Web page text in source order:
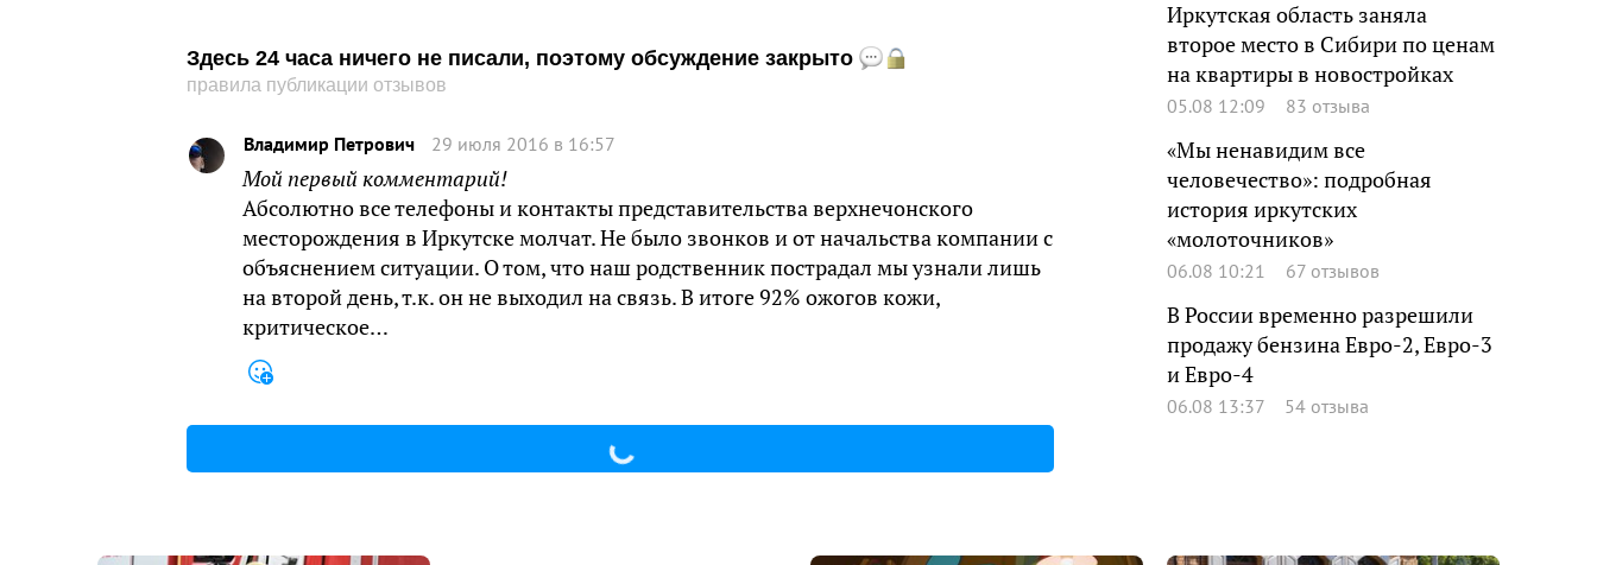
Здесь 24 часа ничего не писали, поэтому обсуждение закрыто
правила публикации отзывов
Владимир Петрович 29 июля 2016 в 16:57
Мой первый комментарий!
Абсолютно все телефоны и контакты представительства верхнечонского
месторождения в Иркутске молчат. Не было звонков и от начальства компании с
объяснением ситуации. О том, что наш родственник пострадал мы узнали лишь
на второй день, т.к. он не выходил на связь. В итоге 92% ожогов кожи,
критическое…
Иркутская область заняла
второе место в Сибири по ценам
на квартиры в новостройках
05.08 12:09 83 отзыва
«Мы ненавидим все
человечество»: подробная
история иркутских
«молоточников»
06.08 10:21 67 отзывов
В России временно разрешили
продажу бензина Евро-2, Евро-3
и Евро-4
06.08 13:37 54 отзыва